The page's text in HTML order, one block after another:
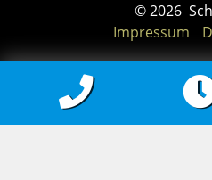
© 2026
Impressum